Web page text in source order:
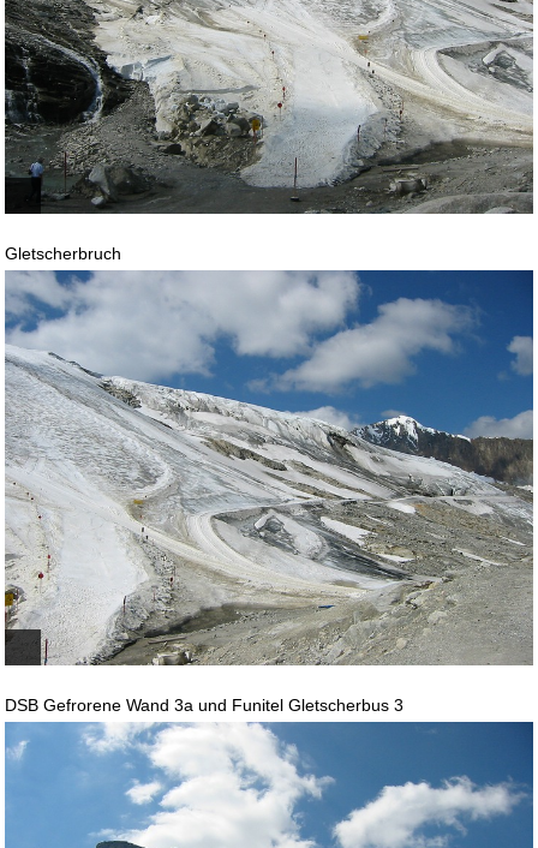
Gletscherbruch
DSB Gefrorene Wand 3a und Funitel Gletscherbus 3